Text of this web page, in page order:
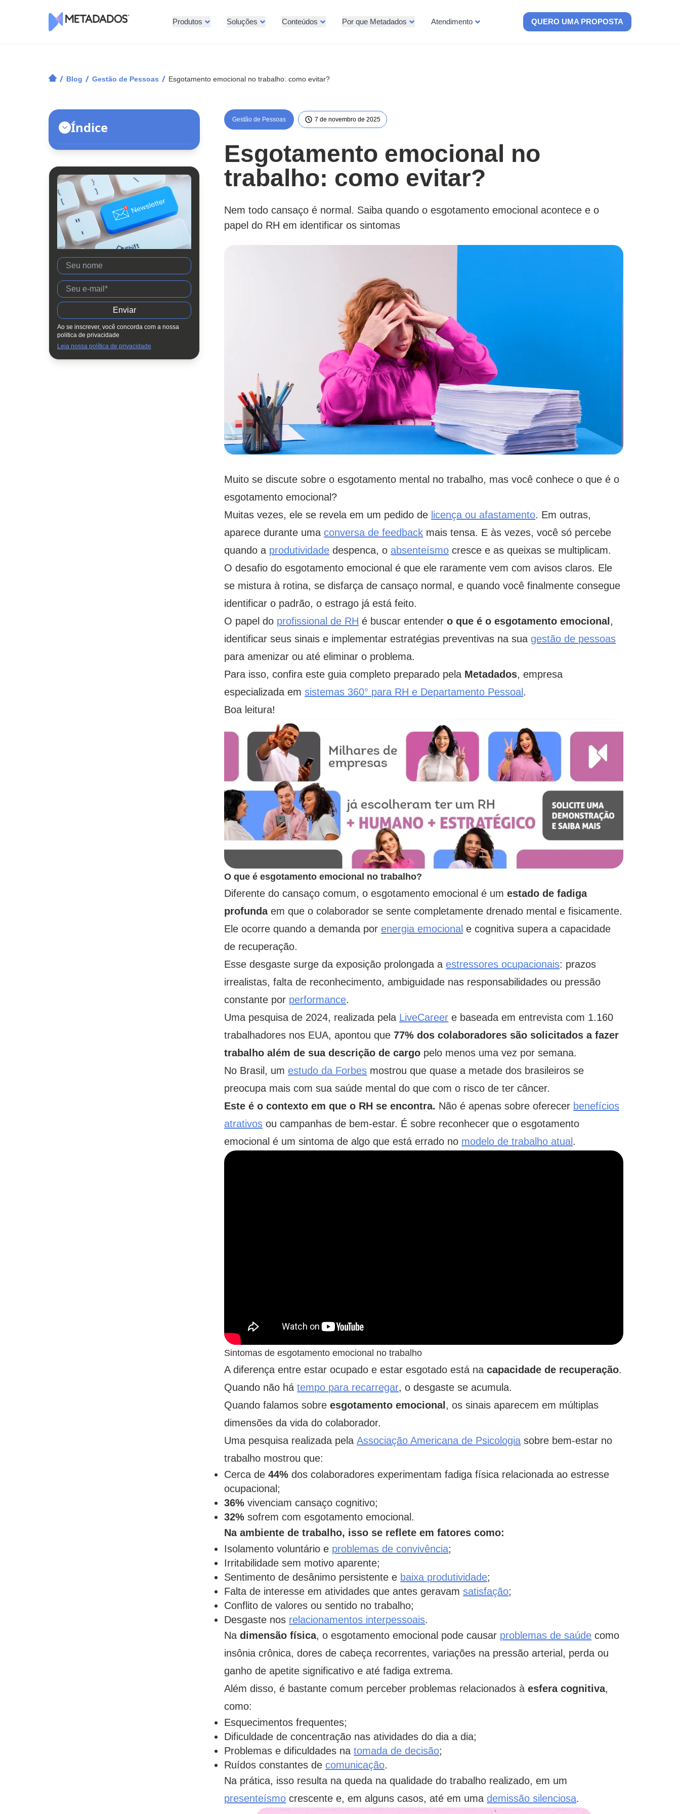
Produtos Soluções Conteúdos Por que Metadados Atendimento QUERO UMA PROPOSTA
/ Blog / Gestão de Pessoas / Esgotamento emocional no trabalho: como evitar?
Índice
trabalho?
Sintomas de esgotamento emocional
no trabalho
Esgotamento ou burnout? Entenda a
diferença
Como o RH pode evitar o
Vibe: o sistema Metadados para a
sua gestão de pessoas
Ao se inscrever, você concorda com a nossa
politica de privacidade
Leia nossa política de privacidade
Gestão de Pessoas 7 de novembro de 2025
Esgotamento emocional no
trabalho: como evitar?
Nem todo cansaço é normal. Saiba quando o esgotamento emocional acontece e o
papel do RH em identificar os sintomas
Muito se discute sobre o esgotamento mental no trabalho, mas você conhece o que é o
esgotamento emocional?
Muitas vezes, ele se revela em um pedido de licença ou afastamento. Em outras,
aparece durante umaconversa de feedback mais tensa. E às vezes, você só percebe
quando a produtividade despenca, o absenteísmo cresce e as queixas se multiplicam.
O desafio do esgotamento emocional é que ele raramente vem com avisos claros. Ele
se mistura à rotina, se disfarça de cansaço normal, e quando você finalmente consegue
identificar o padrão, o estrago já está feito.
O papel do profissional de RH é buscar entender o que é o esgotamento emocional ,
identificar seus sinais e implementar estratégias preventivas na suagestão de pessoas
para amenizar ou até eliminar o problema.
Para isso, confira este guia completo preparado pela Metadados, empresa
especializada emsistemas 360° para RH e Departamento Pessoal .
Boa leitura!
O que é esgotamento emocional no trabalho?
Diferente do cansaço comum, o esgotamento emocional é um estado de fadiga
profundaem que o colaborador se sente completamente drenado mental e fisicamente.
Ele ocorre quando a demanda porenergia emocional e cognitiva supera a capacidade
de recuperação.
Esse desgaste surge da exposição prolongada aestressores ocupacionais: prazos
irrealistas, falta de reconhecimento, ambiguidade nas responsabilidades ou pressão
constante por performance.
Uma pesquisa de 2024, realizada pela LiveCareer e baseada em entrevista com 1.160
trabalhadores nos EUA, apontou que77% dos colaboradores são solicitados a fazer
trabalho além de sua descrição de cargo pelo menos uma vez por semana.
No Brasil, umestudo da Forbes mostrou que quase a metade dos brasileiros se
preocupa mais com sua saúde mental do que com o risco de ter câncer.
Este é o contexto em que o RH se encontra. Não é apenas sobre oferecer benefícios
atrativos ou campanhas de bem-estar. É sobre reconhecer que o esgotamento
emocional é um sintoma de algo que está errado no modelo de trabalho atual .
Sintomas de esgotamento emocional no trabalho
A diferença entre estar ocupado e estar esgotado está nacapacidade de recuperação.
Quando não hátempo para recarregar, o desgaste se acumula.
Quando falamos sobreesgotamento emocional , os sinais aparecem em múltiplas
dimensões da vida do colaborador.
Uma pesquisa realizada pelaAssociação Americana de Psicologia sobre bem-estar no
trabalho mostrou que:
Cerca de 44% dos colaboradores experimentam fadiga física relacionada ao estresse
ocupacional;
36%vivenciam cansaço cognitivo;
32%sofrem com esgotamento emocional.
Na ambiente de trabalho, isso se reflete em fatores como:
Isolamento voluntário e problemas de convivência;
Irritabilidade sem motivo aparente;
Sentimento de desânimo persistente e baixa produtividade;
Falta de interesse em atividades que antes geravamsatisfação;
Conflito de valores ou sentido no trabalho;
Desgaste nos relacionamentos interpessoais.
Nadimensão física, o esgotamento emocional pode causar problemas de saúde como
insônia crônica, dores de cabeça recorrentes, variações na pressão arterial, perda ou
ganho de apetite significativo e até fadiga extrema.
Além disso, é bastante comum perceber problemas relacionados àesfera cognitiva,
como:
Esquecimentos frequentes;
Dificuldade de concentração nas atividades do dia a dia;
Problemas e dificuldades natomada de decisão;
Ruídos constantes decomunicação.
Na prática, isso resulta na queda na qualidade do trabalho realizado, em um
presenteísmo crescente e, em alguns casos, até em umademissão silenciosa.